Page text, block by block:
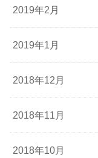
2019年2月
2019年1月
2018年12月
2018年11月
2018年10月